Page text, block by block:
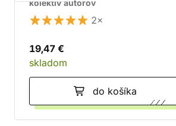
kolektív autorov
2×
19,47 €
skladom
do košíka